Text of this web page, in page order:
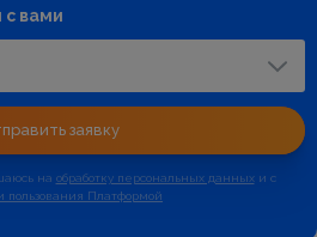
с вами
заявку
на обработку персональных данныхи с
пользования Платформой